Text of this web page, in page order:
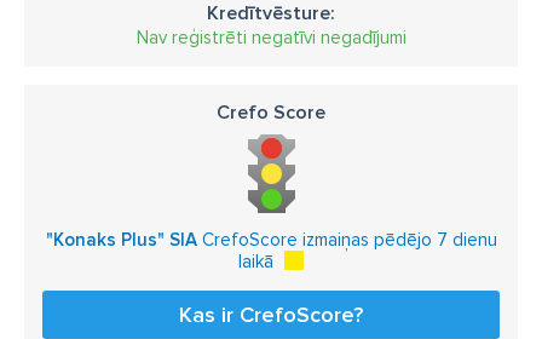
Kredītvēsture:
Nav reģistrēti negatīvi negadījumi
Crefo Score
"Konaks Plus" SIACrefoScore izmaiņas pēdējo 7 dienu
laikā
Kas ir CrefoScore?